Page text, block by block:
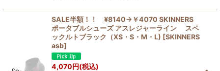
SALE半額！！ ¥8140→￥4070 SKINNERS
ポータブルシューズ アスレジャーライン スペ
ックルトブラック（XS・S・M・L) [SKINNERS
asb]
4,070円(税込)